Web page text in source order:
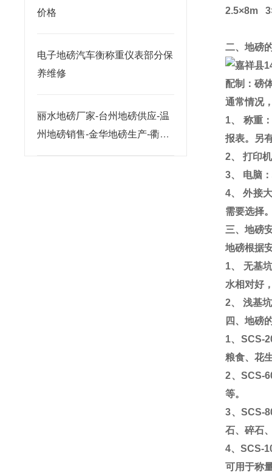
价格
电子地磅汽车衡称重仪表部分保
养维修
丽水地磅厂家-台州地磅供应-温
州地磅销售-金华地磅生产-衢州
2.5×8m 3
二、地磅
配制：磅
通常情况
1、 称重
报表。另
2、 打印
3、 电脑
4、 外接
需要选择
三、地磅
地磅根据
1、 无基
水相对好
2、 浅基
四、地磅
1、 SCS-
粮食、花
2、SCS-
等。
3、SCS-
石、碎石
4、SCS-
可用于称